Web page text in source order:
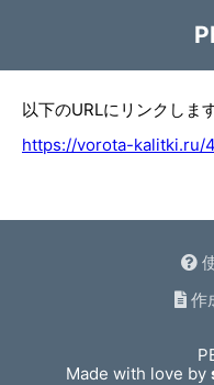
以下のURLにリンクしま
https://vorota-kalitki.ru/
作
Made with love by